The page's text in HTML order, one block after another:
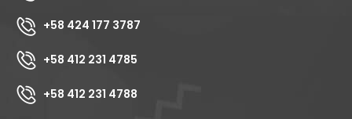
+58 424 177 3787
+58 412 231 4785
+58 412 231 4788